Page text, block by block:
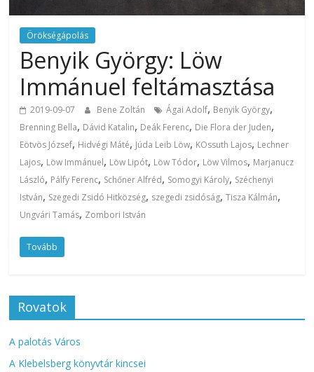
Örökségápolás
Benyik György: Löw
Immánuel feltámasztása
2019-09-07 Bene Zoltán Ágai Adolf, Benyik György,
Brenning Bella, Dávid Katalin, Deák Ferenc, Die Flora der Juden,
Eötvös József, Hidvégi Máté, Júda Leib Löw, KOssuth Lajos, Lechner
Lajos, Löw Immánuel, Löw Lipót, Löw Tódor, Löw Vilmos, Marjanucz
László, Pálfy Ferenc, Schőner Alfréd, Somogyi Károly, Széchenyi
István, Szegedi Zsidó Hitközség, szegedi zsidóság,Tisza Kálmán,
Ungvári Tamás, Zombori István
Tovább
Rovatok
A palotás Város
A Klebelsberg könyvtár kincsei